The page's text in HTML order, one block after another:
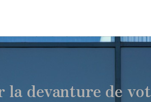
devanture de